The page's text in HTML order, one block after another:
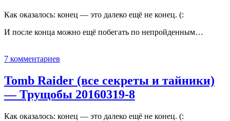
Как оказалось: конец — это далеко ещё не конец. (:
И после конца можно ещё побегать по непройденным…
7 комментариев
Tomb Raider (все секреты и тайники)
— Трущобы 20160319-8
Как оказалось: конец — это далеко ещё не конец. (: